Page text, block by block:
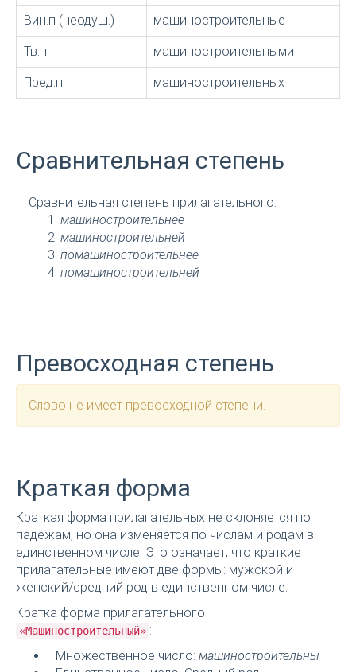
Вин.п (неодуш.) машиностроительные
Тв.п машиностроительными
Пред.п машиностроительных
Сравнительная степень
Сравнительная степень прилагательного:
машиностроительнее
машиностроительней
помашиностроительнее
помашиностроительней
Превосходная степень
Слово не имеет превосходной степени.
Краткая форма
Краткая форма прилагательных не склоняется по
падежам, но она изменяется по числам и родам в
единственном числе. Это означает, что краткие
прилагательные имеют две формы: мужской и
женский/средний род в единственном числе.
Кратка форма прилагательного
«Машиностроительный» :
Множественное число: машиностроительны